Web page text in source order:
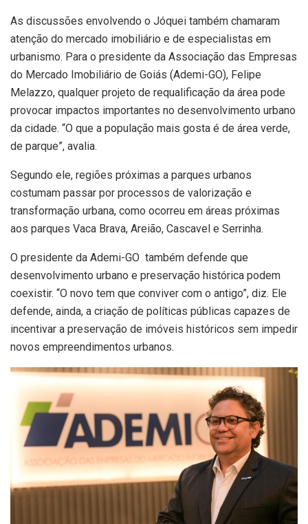
As discussões envolvendo o Jóquei também chamaram
atenção do mercado imobiliário e de especialistas em
urbanismo. Para o presidente da Associação das Empresas
do Mercado Imobiliário de Goiás (Ademi-GO), Felipe
Melazzo, qualquer projeto de requalificação da área pode
provocar impactos importantes no desenvolvimento urbano
da cidade. “O que a população mais gosta é de área verde,
de parque”, avalia.
Segundo ele, regiões próximas a parques urbanos
costumam passar por processos de valorização e
transformação urbana, como ocorreu em áreas próximas
aos parques Vaca Brava, Areião, Cascavel e Serrinha.
O presidente da Ademi-GO também defende que
desenvolvimento urbano e preservação histórica podem
coexistir. “O novo tem que conviver com o antigo”, diz. Ele
defende, ainda, a criação de políticas públicas capazes de
incentivar a preservação de imóveis históricos sem impedir
novos empreendimentos urbanos.